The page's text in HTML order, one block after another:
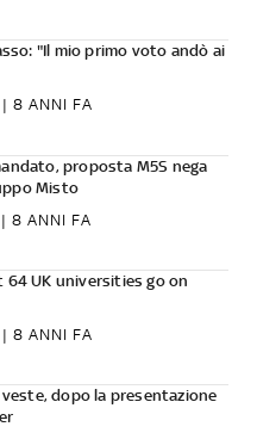
"Il mio primo voto andò ai
| 8 ANNI FA
proposta M5S nega
Misto
| 8 ANNI FA
64 UK universities go on
| 8 ANNI FA
veste, dopo la presentazione